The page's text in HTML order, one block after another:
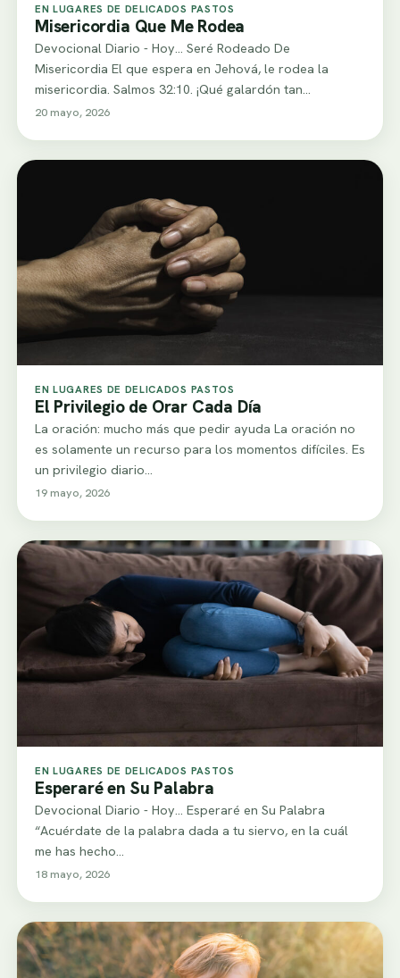
EN LUGARES DE DELICADOS PASTOS
Misericordia Que Me Rodea
Devocional Diario - Hoy... Seré Rodeado De
Misericordia El que espera en Jehová, le rodea la
misericordia. Salmos 32:10. ¡Qué galardón tan…
20 mayo, 2026
EN LUGARES DE DELICADOS PASTOS
El Privilegio de Orar Cada Día
La oración: mucho más que pedir ayuda La oración no
es solamente un recurso para los momentos difíciles. Es
un privilegio diario…
19 mayo, 2026
EN LUGARES DE DELICADOS PASTOS
Esperaré en Su Palabra
Devocional Diario - Hoy... Esperaré en Su Palabra
“Acuérdate de la palabra dada a tu siervo, en la cuál
me has hecho…
18 mayo, 2026